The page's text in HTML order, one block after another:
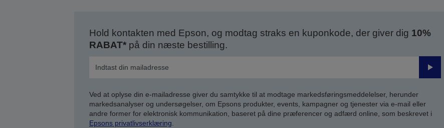
Hold kontakten med Epson, og modtag straks en kuponkode, der giver dig 10%
RABAT*på din næste bestilling.
Send
Ved at oplyse din e-mailadresse giver du samtykke til at modtage markedsføringsmeddelelser, herunder
markedsanalyser og undersøgelser, om Epsons produkter, events, kampagner og tjenester via e-mail eller
andre former for elektronisk kommunikation, baseret på dine præferencer og adfærd online, som beskrevet i
Epsons privatlivserklæring.